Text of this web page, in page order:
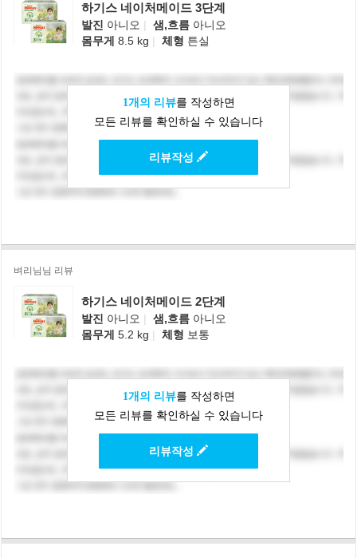
하기스 네이처메이드 3단계
발진 아니오 | 샘,흐름 아니오
몸무게 8.5 kg | 체형 튼실
1개의 리뷰를 작성하면
모든 리뷰를 확인하실 수 있습니다
리뷰작성
벼리님님 리뷰
하기스 네이처메이드 2단계
발진 아니오 | 샘,흐름 아니오
몸무게 5.2 kg | 체형 보통
1개의 리뷰를 작성하면
모든 리뷰를 확인하실 수 있습니다
리뷰작성